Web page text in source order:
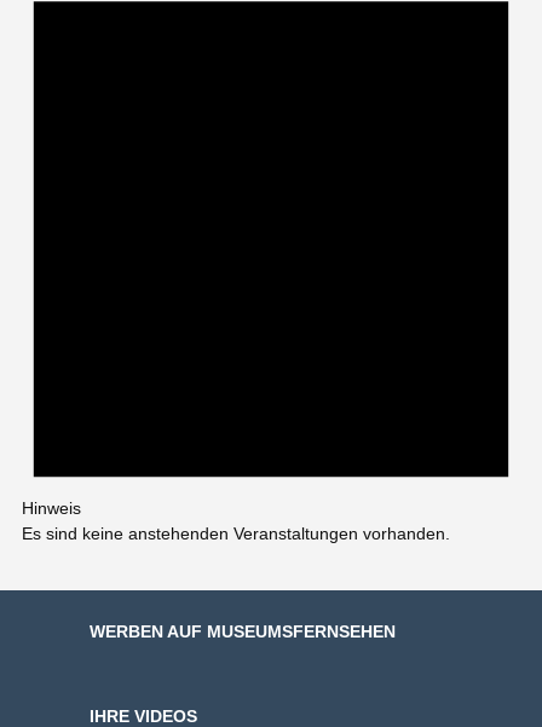
Hinweis
Es sind keine anstehenden Veranstaltungen vorhanden.
WERBEN AUF MUSEUMSFERNSEHEN
IHRE VIDEOS